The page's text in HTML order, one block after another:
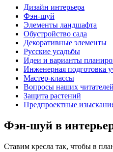
Дизайн интерьера
Фэн-шуй
Элементы ландшафта
Обустройство сада
Декоративные элементы
Русские усадьбы
Идеи и варианты
Инженерная подготовка
Мастер-классы
Вопросы наших читателей
Защита растений
Предпроектные
Фэн-шуй в
Ставим кресла так, чтобы в